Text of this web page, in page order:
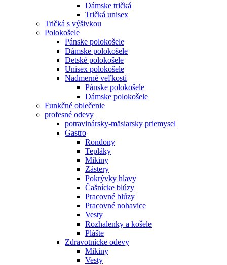
Dámske tričká
Tričká unisex
Tričká s výšivkou
Polokošele
Pánske polokošele
Dámske polokošele
Detské polokošele
Unisex polokošele
Nadmerné veľkosti
Pánske polokošele
Dámske polokošele
Funkčné oblečenie
profesné odevy
potravinársky-mäsiarsky priemysel
Gastro
Rondony
Tepláky
Mikiny
Zástery
Pokrývky hlavy
Čašnícke blúzy
Pracovné blúzy
Pracovné nohavice
Vesty
Rozhalenky a košele
Plášte
Zdravotnícke odevy
Mikiny
Vesty